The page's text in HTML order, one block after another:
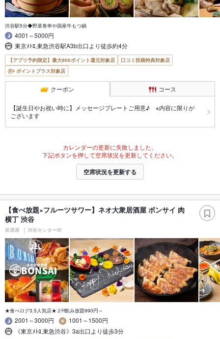
渋谷駅5分◆野菜巻串や国産牛もつ鍋
4001～5000円
東京ﾒﾄﾛ,東急渋谷駅A3b出口より徒歩約4分
【アプリ予約限定】最大800ポイント還元対象店
口コミ投稿特典対象店
ポイントプラス対象店
クーポン コース
【誕生日やお祝い時に】メッセージプレートご用意♪ ※内容に限りが
ございます
カレンダーの更新に失敗しました。
下記ボタンを押して空席状況を更新してください。
空席状況を更新する
【食べ放題×フルーツサワー】ネオ大衆居酒屋 ボンサイ 肉
横丁 渋谷
居酒屋 渋谷センター街
★食べログ3.5人気店★２H飲み放題990円～
2001～3000円
1001～1500円
《東京ﾒﾄﾛ,東急渋谷》3a出口より徒歩3分